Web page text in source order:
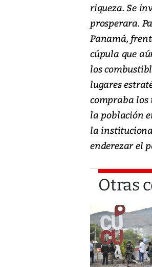
riqueza. Se
prosperara.
Panamá,
cúpula que
los
lugares
compraba los
la población
la
enderezar el
Otras